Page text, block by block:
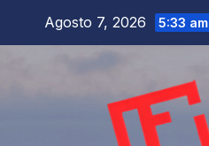
Agosto 7, 2026 5:33 am